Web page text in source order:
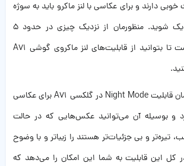
دارند و برای عکاسی با لنز ماکرو باید به سوژه
مد نظرتان خیلی نزدیک شوید. منظورمان از نزدیک چیزی در حدود ۵
سانتی‌متری سوژه است تا بتوانید از قابلیت‌‌های لنز ماکروی گوشی A71
عکاسی در شب یا همان قابلیت Night Mode در گلکسی A71 برای عکاسی
و بوسیله آن می‌توانید عکس‌هایی که در حالت
و بی جزئیات‌تر هستند را زیباتر و با وضوح
کل این قابلیت به شما این امکان را می‌دهد که